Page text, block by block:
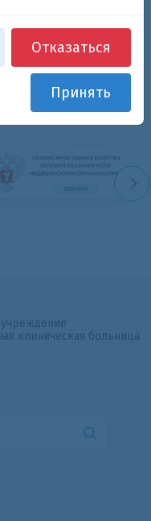
клиническая больница
Отказаться
Принять